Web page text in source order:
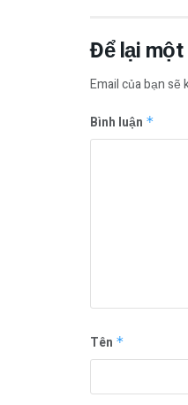
Để lại một
Email của bạn sẽ
Bình luận *
Tên *